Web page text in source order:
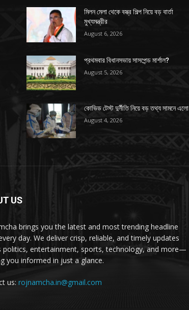
মিলন মেলা থেকে বস্ত্র শিল্প নিয়ে বড় বার্তা
মুখ্যমন্ত্রীর
August 6, 2026
প্রথমবার বিধানসভায় সাসপেন্ড মার্শাল?
August 5, 2026
কোভিড টেস্ট দুর্নীতি নিয়ে বড় তথ্য সামনে এলো
August 4, 2026
US
brings you the latest and most trending headline
day. We deliver crisp, reliable, and timely updates
politics, entertainment, sports, technology, and more—
you informed in just a glance.
us: rojnamcha.in@gmail.com